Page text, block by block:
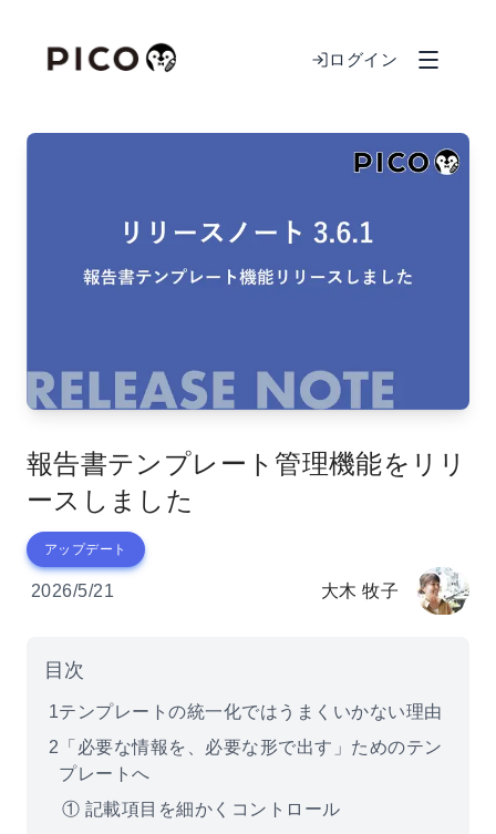
ログイン
報告書テンプレート管理機能をリリ
ースしました
アップデート
2026/5/21 大木 牧子
目次
1テンプレートの統一化ではうまくいかない理由
2 「必要な情報を、必要な形で出す」ためのテン
プレートへ
① 記載項目を細かくコントロール